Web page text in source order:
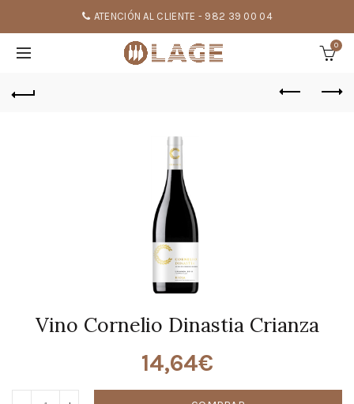
ATENCIÓN AL CLIENTE - 982 39 00 04
0
Vino Cornelio Dinastia Crianza
14,64€